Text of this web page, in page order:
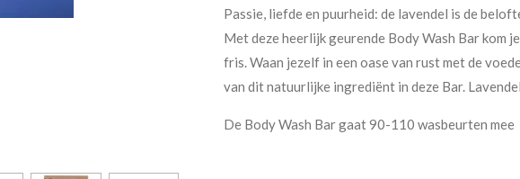
Passie, liefde en puurheid: de lavendel is de
Met deze heerlijk geurende Body Wash Bar kom
fris. Waan jezelf in een oase van rust met de
van dit natuurlijke ingrediënt in deze Bar.
De Body Wash Bar gaat 90-110 wasbeurten mee